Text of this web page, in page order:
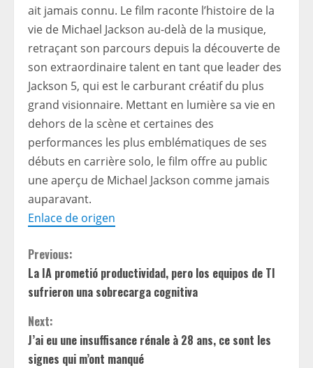
ait jamais connu. Le film raconte l’histoire de la
vie de Michael Jackson au-delà de la musique,
retraçant son parcours depuis la découverte de
son extraordinaire talent en tant que leader des
Jackson 5, qui est le carburant créatif du plus
grand visionnaire. Mettant en lumière sa vie en
dehors de la scène et certaines des
performances les plus emblématiques de ses
débuts en carrière solo, le film offre au public
une aperçu de Michael Jackson comme jamais
auparavant.
Enlace de origen
C
o
n
t
Previous:
La IA prometió productividad, pero los equipos de TI
sufrieron una sobrecarga cognitiva
Next:
J’ai eu une insuffisance rénale à 28 ans, ce sont les
signes qui m’ont manqué